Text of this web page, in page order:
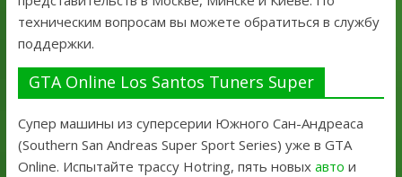
техническим вопросам вы можете обратиться в службу
поддержки.
GTA Online Los Santos Tuners Super
Супер машины из суперсерии Южного Сан-Андреаса
(Southern San Andreas Super Sport Series) уже в GTA
Online. Испытайте трассу Hotring, пять новых авто и